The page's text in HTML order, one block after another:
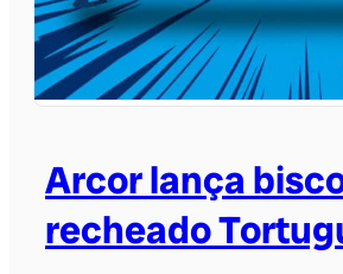
Arcor lança
recheado